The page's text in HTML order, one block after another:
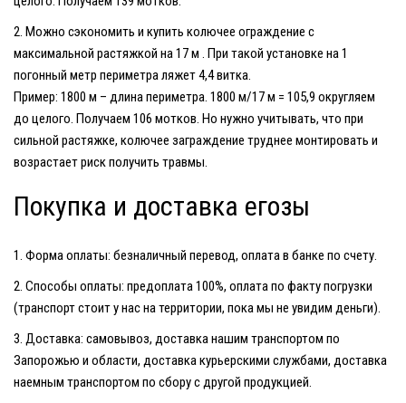
Можно сэкономить и купить колючее ограждение с
максимальной растяжкой на 17 м . При такой установке на 1
погонный метр периметра ляжет 4,4 витка.
Пример: 1800 м – длина периметра. 1800 м/17 м = 105,9 округляем
до целого. Получаем 106 мотков. Но нужно учитывать, что при
сильной растяжке, колючее заграждение труднее монтировать и
возрастает риск получить травмы.
Покупка и доставка егозы
Форма оплаты: безналичный перевод, оплата в банке по счету.
Способы оплаты: предоплата 100%, оплата по факту погрузки
(транспорт стоит у нас на территории, пока мы не увидим деньги).
Доставка: самовывоз, доставка нашим транспортом по
Запорожью и области, доставка курьерскими службами, доставка
наемным транспортом по сбору с другой продукцией.